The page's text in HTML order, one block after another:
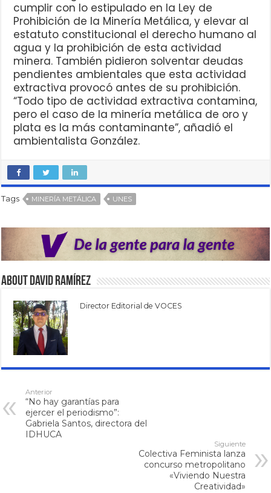
cumplir con lo estipulado en la Ley de
Prohibición de la Minería Metálica, y elevar al
estatuto constitucional el derecho humano al
agua y la prohibición de esta actividad
minera. También pidieron solventar deudas
pendientes ambientales que esta actividad
extractiva provocó antes de su prohibición.
“Todo tipo de actividad extractiva contamina,
pero el caso de la minería metálica de oro y
plata es la más contaminante”, añadió el
ambientalista González.
Tags MINERÍA METÁLICA UNES
About David Ramírez
Director Editorial de VOCES
Anterior
“No hay garantías para
ejercer el periodismo”:
Gabriela Santos, directora del
IDHUCA
Siguiente
Colectiva Feminista lanza
concurso metropolitano
«Viviendo Nuestra
Creatividad»